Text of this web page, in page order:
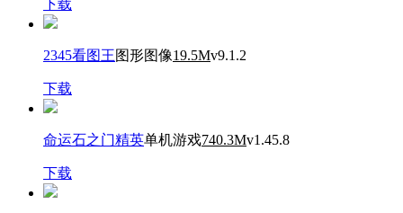
下载
2345看图王图形图像19.5Mv9.1.2
下载
命运石之门精英单机游戏740.3Mv1.45.8
下载